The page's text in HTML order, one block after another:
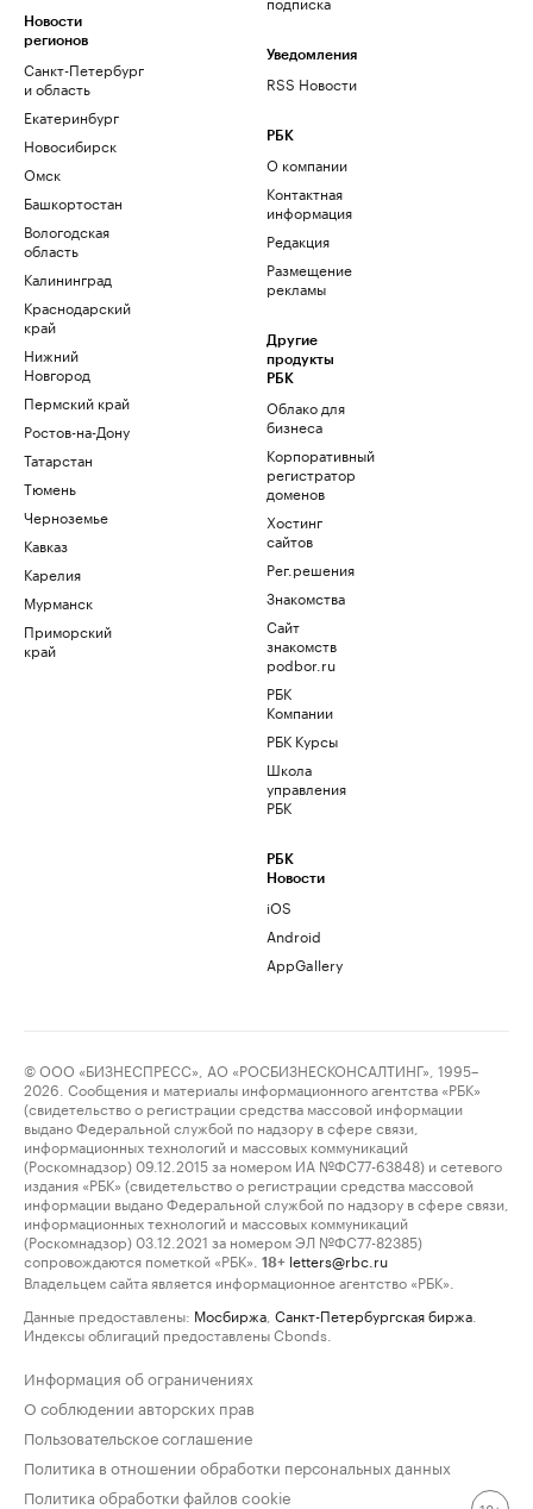
Новости
регионов
Санкт-Петербург
и область
Екатеринбург
Новосибирск
Омск
Башкортостан
Вологодская
область
Калининград
Краснодарский
край
Нижний
Новгород
Пермский край
Ростов-на-Дону
Татарстан
Тюмень
Черноземье
Кавказ
Карелия
Мурманск
Приморский
край
Уведомления
RSS Новости
РБК
О компании
Контактная
информация
Редакция
Размещение
рекламы
Другие
продукты
РБК
Облако для
бизнеса
Корпоративный
регистратор
доменов
Хостинг
сайтов
Рег.решения
Знакомства
Сайт
знакомств
podbor.ru
РБК
Компании
РБК Курсы
Школа
управления
РБК
РБК
Новости
iOS
Android
AppGallery
© ООО «БИЗНЕСПРЕСС», АО «РОСБИЗНЕСКОНСАЛТИНГ», 1995–
2026. Сообщения и материалы информационного агентства «РБК»
(свидетельство о регистрации средства массовой информации
выдано Федеральной службой по надзору в сфере связи,
информационных технологий и массовых коммуникаций
(Роскомнадзор) 09.12.2015 за номером ИА №ФС77-63848) и сетевого
издания «РБК» (свидетельство о регистрации средства массовой
информации выдано Федеральной службой по надзору в сфере связи,
информационных технологий и массовых коммуникаций
(Роскомнадзор) 03.12.2021 за номером ЭЛ №ФС77-82385)
сопровождаются пометкой «РБК».
18+ letters@rbc.ru
Владельцем сайта является информационное агентство «РБК».
Данные предоставлены: Мосбиржа Санкт-Петербургская биржа
Индексы облигаций предоставлены Cbonds.
Информация об ограничениях
О соблюдении авторских прав
Пользовательское соглашение
Политика в отношении обработки персональных данных
Политика обработки файлов cookie